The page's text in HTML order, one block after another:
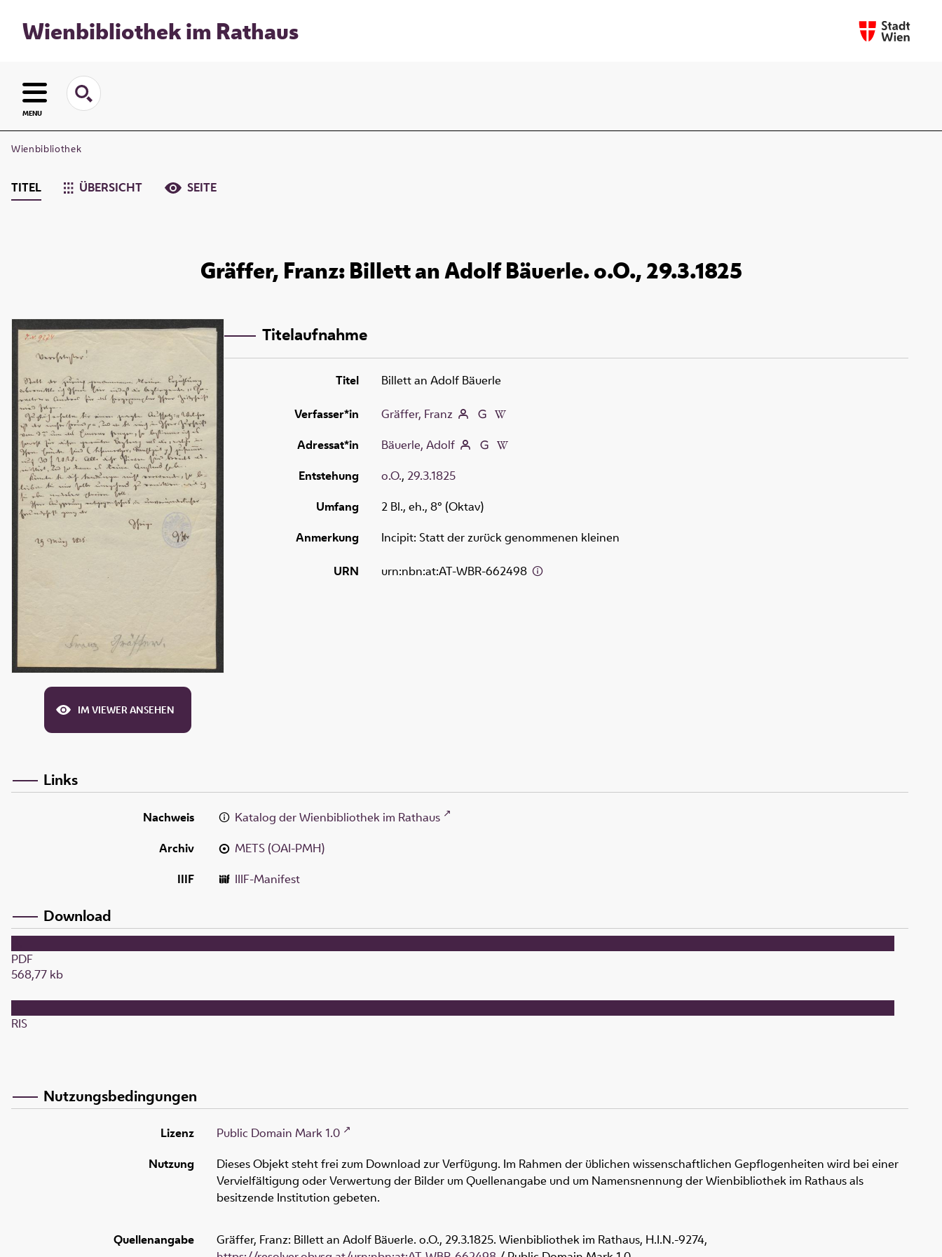
Wienbibliothek im Rathaus
MENU
Wienbibliothek
TITEL ÜBERSICHT SEITE
Gräffer, Franz: Billett an Adolf Bäuerle. o.O., 29.3.1825
IM VIEWER ANSEHEN
Titelaufnahme
Titel Billett an Adolf Bäuerle
Verfasser*in
Gräffer, Franz
Adressat*in
Bäuerle, Adolf
Entstehung
o.O., 29.3.1825
Umfang
2 Bl., eh., 8° (Oktav)
Anmerkung
Incipit: Statt der zurück genommenen kleinen
URN urn:nbn:at:AT-WBR-662498
Links
Nachweis
Katalog der Wienbibliothek im Rathaus
Archiv
METS (OAI-PMH)
IIIF
IIIF-Manifest
Download
PDF
568,77 kb
RIS
Nutzungsbedingungen
Lizenz
Public Domain Mark 1.0
Nutzung
Dieses Objekt steht frei zum Download zur Verfügung. Im Rahmen der üblichen wissenschaftlichen Gepflogenheiten wird bei einer
Vervielfältigung oder Verwertung der Bilder um Quellenangabe und um Namensnennung der Wienbibliothek im Rathaus als
besitzende Institution gebeten.
Quellenangabe Gräffer, Franz: Billett an Adolf Bäuerle. o.O., 29.3.1825. Wienbibliothek im Rathaus, H.I.N.-9274,